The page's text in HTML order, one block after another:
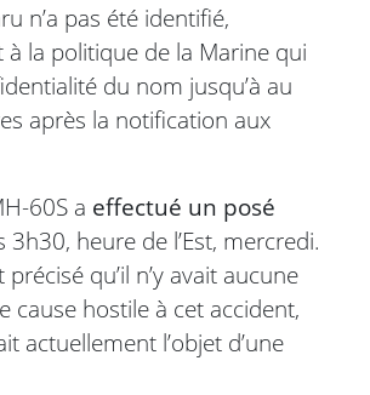
n’a pas été identifié,
la politique de la Marine qui
du nom jusqu’à au
après la notification aux
60S a effectué un posé
3h30, heure de l’Est, mercredi.
qu’il n’y avait aucune
cause hostile à cet accident,
actuellement l’objet d’une